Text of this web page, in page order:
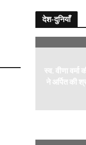
देश-दुनियाँ
स्व. वीणा वर्मा
ने अर्पित की